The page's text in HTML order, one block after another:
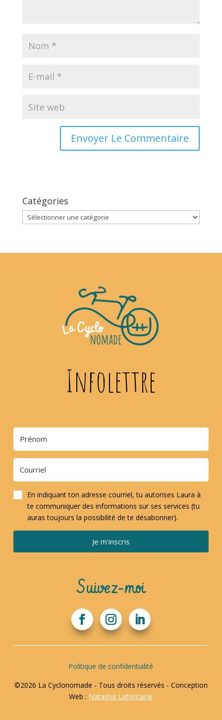
Catégories
Catégories
Infolettre
En indiquant ton adresse courriel, tu autorises Laura à
te communiquer des informations sur ses services (tu
auras toujours la possibilité de te désabonner).
Je m'inscris
Suivez-moi
Politique de confidentialité
©2026 La Cyclonomade - Tous droits réservés - Conception
Web : Natasha Lafontaine